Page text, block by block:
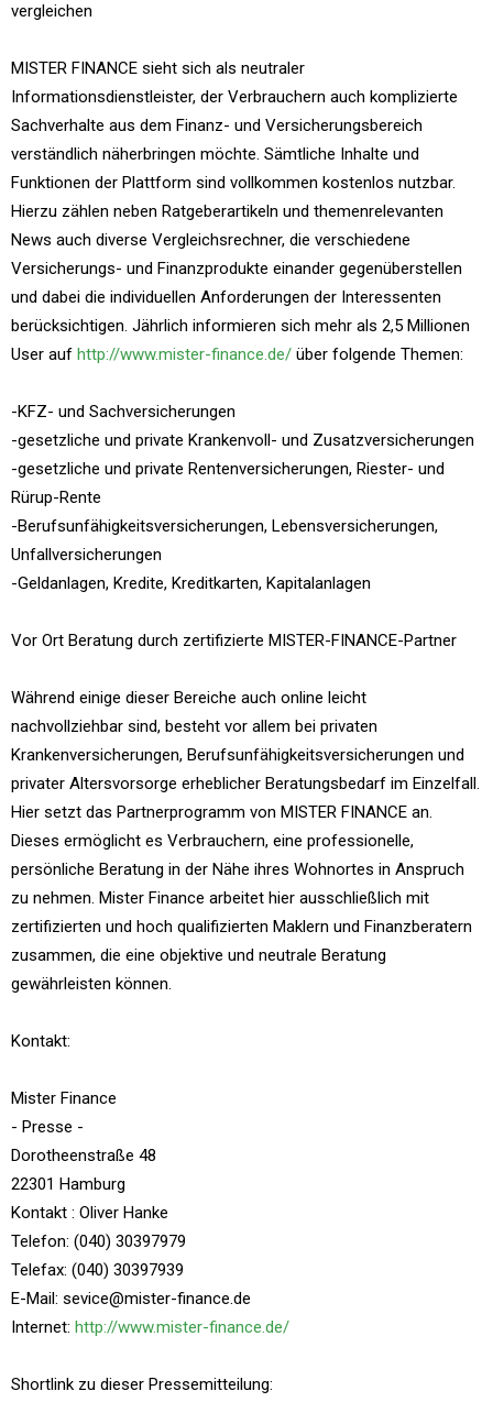
vergleichen
MISTER FINANCE sieht sich als neutraler
Informationsdienstleister, der Verbrauchern auch komplizierte
Sachverhalte aus dem Finanz- und Versicherungsbereich
verständlich näherbringen möchte. Sämtliche Inhalte und
Funktionen der Plattform sind vollkommen kostenlos nutzbar.
Hierzu zählen neben Ratgeberartikeln und themenrelevanten
News auch diverse Vergleichsrechner, die verschiedene
Versicherungs- und Finanzprodukte einander gegenüberstellen
und dabei die individuellen Anforderungen der Interessenten
berücksichtigen. Jährlich informieren sich mehr als 2,5 Millionen
User auf http://www.mister-finance.de/ über folgende Themen:
-KFZ- und Sachversicherungen
-gesetzliche und private Krankenvoll- und Zusatzversicherungen
-gesetzliche und private Rentenversicherungen, Riester- und
Rürup-Rente
-Berufsunfähigkeitsversicherungen, Lebensversicherungen,
Unfallversicherungen
-Geldanlagen, Kredite, Kreditkarten, Kapitalanlagen
Vor Ort Beratung durch zertifizierte MISTER-FINANCE-Partner
Während einige dieser Bereiche auch online leicht
nachvollziehbar sind, besteht vor allem bei privaten
Krankenversicherungen, Berufsunfähigkeitsversicherungen und
privater Altersvorsorge erheblicher Beratungsbedarf im Einzelfall.
Hier setzt das Partnerprogramm von MISTER FINANCE an.
Dieses ermöglicht es Verbrauchern, eine professionelle,
persönliche Beratung in der Nähe ihres Wohnortes in Anspruch
zu nehmen. Mister Finance arbeitet hier ausschließlich mit
zertifizierten und hoch qualifizierten Maklern und Finanzberatern
zusammen, die eine objektive und neutrale Beratung
gewährleisten können.
Kontakt:
Mister Finance
- Presse -
Dorotheenstraße 48
22301 Hamburg
Kontakt : Oliver Hanke
Telefon: (040) 30397979
Telefax: (040) 30397939
E-Mail: sevice@mister-finance.de
Internet: http://www.mister-finance.de/
Shortlink zu dieser Pressemitteilung: